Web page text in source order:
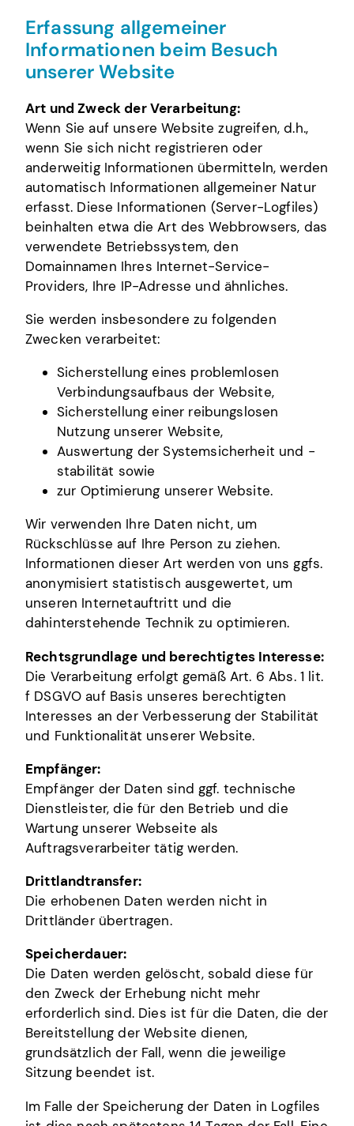
Erfassung allgemeiner
Informationen beim Besuch
unserer Website
Art und Zweck der Verarbeitung:
Wenn Sie auf unsere Website zugreifen, d.h.,
wenn Sie sich nicht registrieren oder
anderweitig Informationen übermitteln, werden
automatisch Informationen allgemeiner Natur
erfasst. Diese Informationen (Server-Logfiles)
beinhalten etwa die Art des Webbrowsers, das
verwendete Betriebssystem, den
Domainnamen Ihres Internet-Service-
Providers, Ihre IP-Adresse und ähnliches.
Sie werden insbesondere zu folgenden
Zwecken verarbeitet:
Sicherstellung eines problemlosen
Verbindungsaufbaus der Website,
Sicherstellung einer reibungslosen
Nutzung unserer Website,
Auswertung der Systemsicherheit und -
stabilität sowie
zur Optimierung unserer Website.
Wir verwenden Ihre Daten nicht, um
Rückschlüsse auf Ihre Person zu ziehen.
Informationen dieser Art werden von uns ggfs.
anonymisiert statistisch ausgewertet, um
unseren Internetauftritt und die
dahinterstehende Technik zu optimieren.
Rechtsgrundlage und berechtigtes Interesse:
Die Verarbeitung erfolgt gemäß Art. 6 Abs. 1 lit.
f DSGVO auf Basis unseres berechtigten
Interesses an der Verbesserung der Stabilität
und Funktionalität unserer Website.
Empfänger:
Empfänger der Daten sind ggf. technische
Dienstleister, die für den Betrieb und die
Wartung unserer Webseite als
Auftragsverarbeiter tätig werden.
Drittlandtransfer:
Die erhobenen Daten werden nicht in
Drittländer übertragen.
Speicherdauer:
Die Daten werden gelöscht, sobald diese für
den Zweck der Erhebung nicht mehr
erforderlich sind. Dies ist für die Daten, die der
Bereitstellung der Website dienen,
grundsätzlich der Fall, wenn die jeweilige
Sitzung beendet ist.
Im Falle der Speicherung der Daten in Logfiles